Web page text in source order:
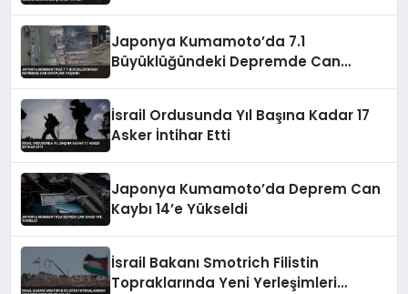
Japonya Kumamoto’da 7.1
Büyüklüğündeki Depremde Can
İsrail Ordusunda Yıl Başına Kadar 17
Asker İntihar Etti
Japonya Kumamoto’da Deprem Can
Kaybı 14’e Yükseldi
İsrail Bakanı Smotrich Filistin
Topraklarında Yeni Yerleşimleri